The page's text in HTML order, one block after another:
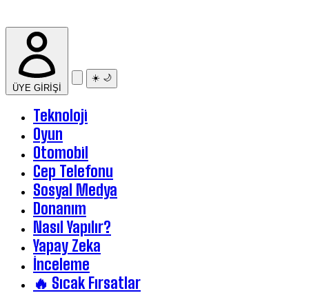
ÜYE GİRİŞİ
☀️ 🌙
Teknoloji
Oyun
Otomobil
Cep Telefonu
Sosyal Medya
Donanım
Nasıl Yapılır?
Yapay Zeka
İnceleme
🔥 Sıcak Fırsatlar